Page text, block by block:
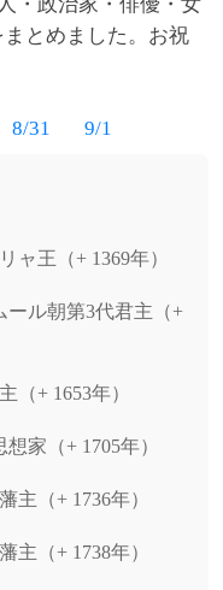
・政治家・俳優・女
とめました。お祝
8/31 9/1
ャ王（+ 1369年）
ール朝第3代君主（+
（+ 1653年）
家（+ 1705年）
主（+ 1736年）
主（+ 1738年）